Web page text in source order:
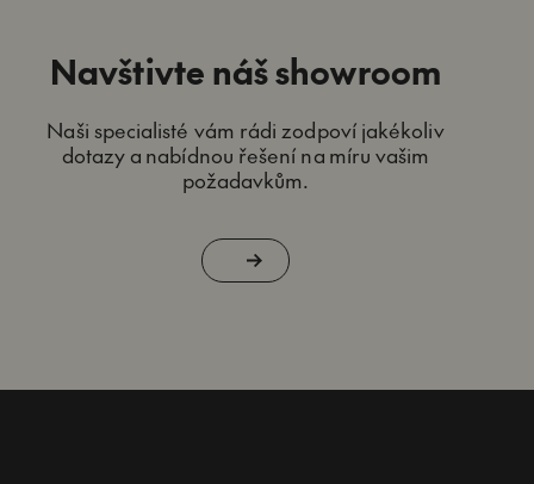
Navštivte náš showroom
Naši specialisté vám rádi zodpoví jakékoliv
dotazy a nabídnou řešení na míru vašim
požadavkům.